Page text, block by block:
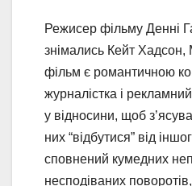
Режисер фільму Денні
знімались Кейт
фільм є романтичною
журналістка і
у відносини, щоб
них “відбутися” від
сповнений кумедних
несподіваних